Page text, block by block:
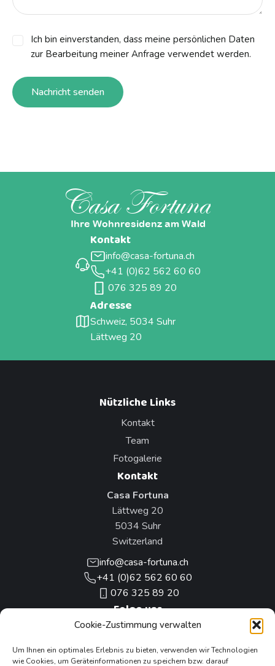
Cookie-Zustimmung verwalten
Um Ihnen ein optimales Erlebnis zu bieten, verwenden wir Technologien
wie Cookies, um Geräteinformationen zu speichern bzw. darauf
Ich bin einverstanden, dass meine persönlichen Daten
zur Bearbeitung meiner Anfrage verwendet werden.
Nachricht senden
Casa Fortuna
Ihre Wohnresidenz am Wald
Kontakt
info@casa-fortuna.ch
+41 (0)62 562 60 60
076 325 89 20
Adresse
Schweiz, 5034 Suhr
Lättweg 20
Nützliche Links
Kontakt
Team
Fotogalerie
Kontakt
Casa Fortuna
Lättweg 20
5034 Suhr
Switzerland
info@casa-fortuna.ch
+41 (0)62 562 60 60
076 325 89 20
Folge uns
Unsere anderen Projekte